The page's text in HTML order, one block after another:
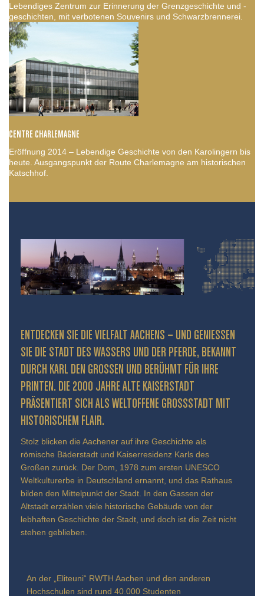
Lebendiges Zentrum zur Erinnerung der Grenzgeschichte und -
geschichten, mit verbotenen Souvenirs und Schwarzbrennerei.
CENTRE CHARLEMAGNE
Eröffnung 2014 – Lebendige Geschichte von den Karolingern bis
heute. Ausgangspunkt der Route Charlemagne am historischen
Katschhof.
ENTDECKEN SIE DIE VIELFALT AACHENS – UND GENIESSEN S
IE DIE STADT DES WASSERS UND DER PFERDE, BEKANNT D
URCH KARL DEN GROSSEN UND BERÜHMT FÜR IHRE PR
INTEN. DIE 2000 JAHRE ALTE KAISERSTADT PR
ÄSENTIERT SICH ALS WELTOFFENE GROSSSTADT MIT HIS
TORISCHEM FLAIR.
Stolz blicken die Aachener auf ihre Geschichte als
römische Bäderstadt und Kaiserresidenz Karls des
Großen zurück. Der Dom, 1978 zum ersten UNESCO
Weltkulturerbe in Deutschland ernannt, und das Rathaus
bilden den Mittelpunkt der Stadt. In den Gassen der
Altstadt erzählen viele historische Gebäude von der
lebhaften Geschichte der Stadt, und doch ist die Zeit nicht
stehen geblieben.
An der „Eliteuni“ RWTH Aachen und den anderen
Hochschulen sind rund 40.000 Studenten